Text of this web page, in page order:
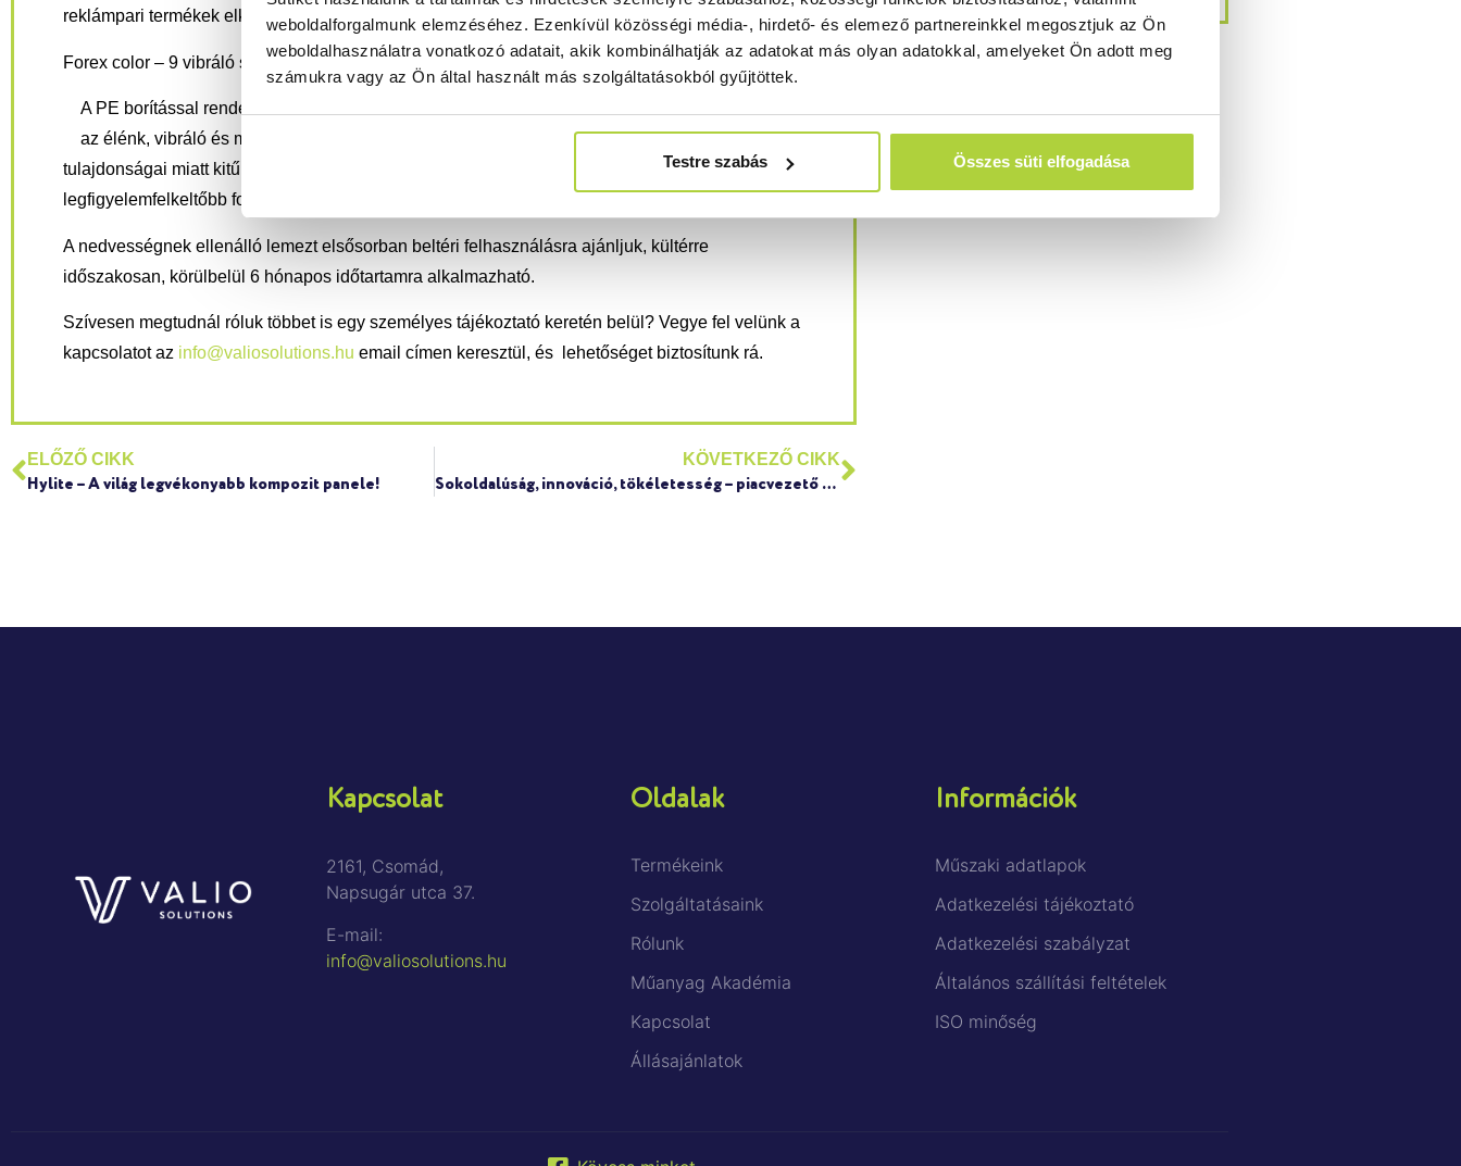
weboldalforgalmunk elemzéséhez. Ezenkívül közösségi média-, hirdető- és elemező partnereinkkel megosztjuk az Ön
weboldalhasználatra vonatkozó adatait, akik kombinálhatják az adatokat más olyan adatokkal, amelyeket Ön adott meg
számukra vagy az Ön által használt más szolgáltatásokból gyűjtöttek.
Testre szabás Összes süti elfogadása
reklámpari termékek elkészítéséhez, különösen direkt digitális nyomtatási megoldásokhoz.
Forex color – 9 vibráló szín a legegyedibb design megalkotásáért!
A PE borítással rendelkező hablemez a legjobb választás azon designerek számára, akiknek
az élénk, vibráló és minden szögből egyenletesnek ható színek fontosak. A lemez ezen
tulajdonságai miatt kitűnően alkalmas arra, hogy a közvetíteni kívánt üzenetet vizuálisan a
legfigyelemfelkeltőbb formában adhassuk át.
A nedvességnek ellenálló lemezt elsősorban beltéri felhasználásra ajánljuk, kültérre
időszakosan, körülbelül 6 hónapos időtartamra alkalmazható.
Szívesen megtudnál róluk többet is egy személyes tájékoztató keretén belül? Vegye fel velünk a
kapcsolatot az info@valiosolutions.hu email címen keresztül, és lehetőséget biztosítunk rá.
ELŐZŐ CIKK
Hylite – A világ legvékonyabb kompozit panele!
KÖVETKEZŐ CIKK
Sokoldalúság, innováció, tökéletesség – piacvezető reklámipari alapanyagok
Kapcsolat
2161, Csomád,
Napsugár utca 37.
E-mail:
info@valiosolutions.hu
Oldalak
Termékeink
Szolgáltatásaink
Rólunk
Műanyag Akadémia
Kapcsolat
Állásajánlatok
Információk
Műszaki adatlapok
Adatkezelési tájékoztató
Adatkezelési szabályzat
Általános szállítási feltételek
ISO minőség